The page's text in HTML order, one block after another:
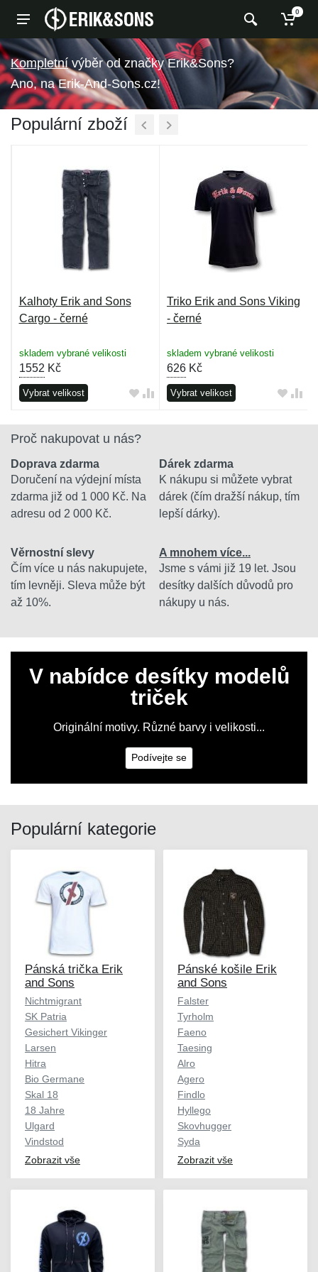
0
výběr od značky Erik&Sons?
Ano, na Erik-And-Sons.cz!
Populární zboží
Kalhoty Erik and Sons
Cargo - černé
skladem vybrané velikosti
1552 Kč
Vybrat velikost
Triko Erik and Sons Viking
- černé
skladem vybrané velikosti
626 Kč
Vybrat velikost
Proč nakupovat u nás?
Doprava zdarma
Doručení na výdejní místa
zdarma již od 1 000 Kč. Na
adresu od 2 000 Kč.
Dárek zdarma
K nákupu si můžete vybrat
dárek (čím dražší nákup, tím
lepší dárky).
Věrnostní slevy
Čím více u nás nakupujete,
tím levněji. Sleva může být
až 10%.
A mnohem více...
Jsme s vámi již 19 let. Jsou
desítky dalších důvodů pro
nákupy u nás.
V nabídce desítky modelů
triček
Originální motivy. Různé barvy i velikosti...
Podívejte se
Populární kategorie
Pánská trička Erik
and Sons
Nichtmigrant
SK Patria
Gesichert Vikinger
Larsen
Hitra
Bio Germane
Skal 18
18 Jahre
Ulgard
Vindstod
Zobrazit vše
Pánské košile Erik
and Sons
Falster
Tyrholm
Faeno
Taesing
Alro
Agero
Findlo
Hyllego
Skovhugger
Syda
Zobrazit vše